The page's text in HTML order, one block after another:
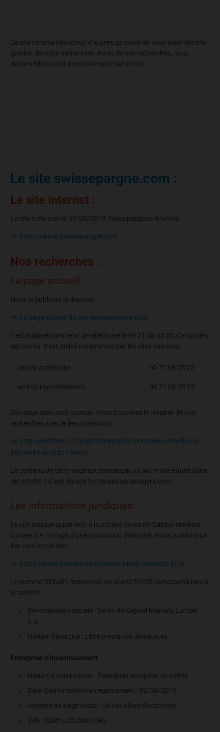
Ce site comme beaucoup d’autres, propose de vous aider dans la
gestion de votre patrimoine. Au vu de nos recherches, nous
déconseillons tout investissement sur ce site.
Le site swissepargne.com :
Le site internet :
Le site a été créé le 03/09/2019. Nous publions le whois :
https://www.swissepargne.com
Nos recherches :
La page accueil :
Nous la publions ci-dessous :
La page accueil du site swissepargne.com
Il est indiqué comme n° de téléphone le 09 71 08 05 25. Ce numéro
est connu. Il est utilisé notamment par les sites suivants :
altium-patrimoine 09 71 08 05 25
veritas-investissement 09 71 08 05 25
Ces deux sites sont connus. Vous trouverez le résultat de nos
recherches avec le lien ci-dessous
http://adcfrance.fr/cryptomonnaies/monnaies-virtuelles-la-
liste-noire-de-ladc-france/
Le contenu de cette page est reprise par un autre site étudié dans
cet article. Il s’agit du site fortiscapitalmanagers.com.
Les informations juridiques :
Le site indique appartenir à la société Swiss Re Capital Markets
Europe S.A. Il s’agit d’une usurpation d’identité. Nous publions un
lien vers le vrai site :
https://www.swissre.com/media/brexit-contacts.html
Le numéro REGAFI mentionné sur le site 76650 correspond bien à
la société.
Dénomination sociale : Swiss Re Capital Markets Europe
S.A.
Nature d’exercice : Libre prestation de services
Entreprise d’investissement
Nature d’autorisation : Passeport européen en entrée
Date d’autorisation/enregistrement : 02/04/2019
Adresse du siège social : 2A rue Albert Borschette
Ville : 1246 LUXEMBOURG